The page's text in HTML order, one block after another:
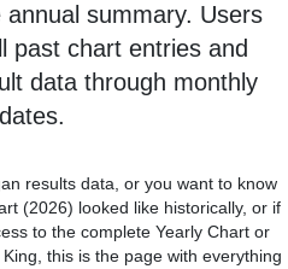
summary. Users
past chart entries and
data through monthly
results data, or you want to know
(2026) looked like historically, or if
to the complete Yearly Chart or
this is the page with everything